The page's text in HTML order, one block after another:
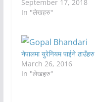
September 17, 2018
In "लेखहरु"
नेपालमा युरेनियम पाईने ठाउँहरु
March 26, 2016
In "लेखहरु"